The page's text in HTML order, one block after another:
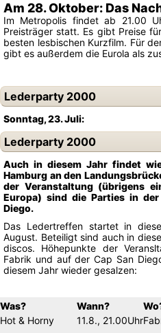
Am 28. Oktober: Das
Im Metropolis findet ab 21.00
Preisträger statt. Es gibt Preise
besten lesbischen Kurzfilm. Für
gibt es außerdem die Eurola als
Lederparty 2000
Sonntag, 23. Juli:
Lederparty 2000
Auch in diesem Jahr findet
Hamburg an den
der Veranstaltung (übrigens
Europa) sind die Parties in
Diego.
Das Ledertreffen startet in
August. Beteiligt sind auch in
discos. Höhepunkte der
Fabrik und auf der Cap San
diesem Jahr wieder gesalzen:
Was? Wann?
Hot & Horny
11.8., 21.00Uhr